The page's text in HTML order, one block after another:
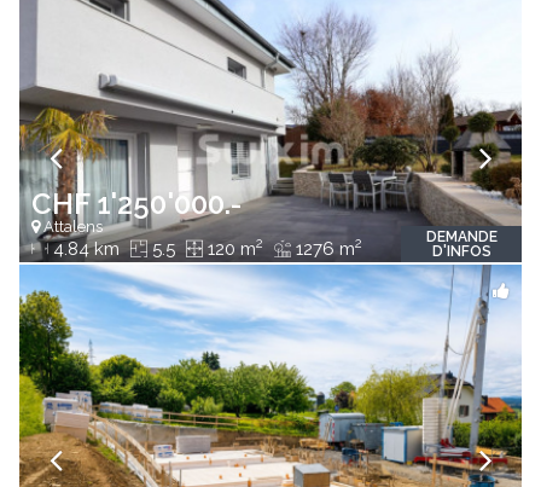
CHF 1'250'000.-
Attalens
4.84 km 5.5 120 m2 1276 m2
DEMANDE
D'INFOS